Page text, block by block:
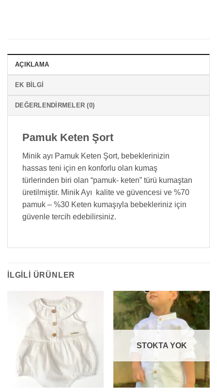
AÇIKLAMA
EK BILGI
DEĞERLENDIRMELER (0)
Pamuk Keten Şort
Minik ayı Pamuk Keten Şort, bebeklerinizin
hassas teni için en konforlu olan kumaş
türlerinden biri olan “pamuk- keten” türü kumaştan
üretilmiştir. Minik Ayı kalite ve güvencesi ve %70
pamuk – %30 Keten kumaşıyla bebekleriniz için
güvenle tercih edebilirsiniz.
İLGILI ÜRÜNLER
STOKTA YOK